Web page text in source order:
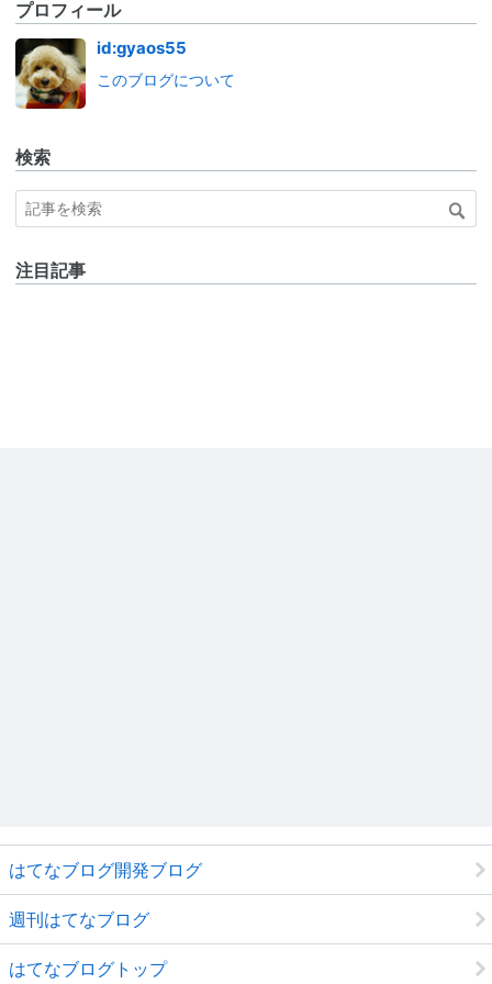
プロフィール
id:gyaos55
このブログについて
検索
注目記事
はてなブログ開発ブログ
週刊はてなブログ
はてなブログトップ